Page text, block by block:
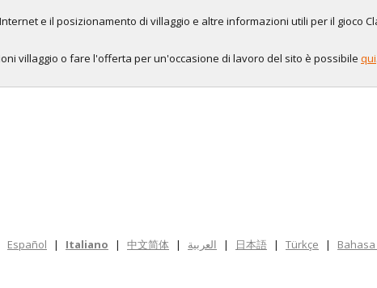
e il posizionamento di villaggio e altre informazioni utili per il gioco
villaggio o fare l'offerta per un'occasione di lavoro del sito è possibile qui
Español | Italiano | 中文简体 | العربية | 日本語 | Türkçe |